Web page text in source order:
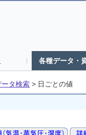
各種データ・
タ検索 > 日ごとの値